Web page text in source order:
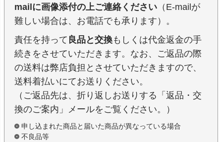
mailに画像添付の上ご連絡ください （E-mailが
難しい場合は、お電話でも承ります）。
責任を持って 良品と交換もしくは代金返金の手
続きをさせていただきます。なお、ご返品の際
の送料は弊店負担とさせていただきますので、
送料着払いにてお送りください。
（ご返品先は、折り返しお送りする「返品・交
換のご案内」メールをご覧ください。）
申し込まれた商品と届いた商品が異なっている場合
不良品等